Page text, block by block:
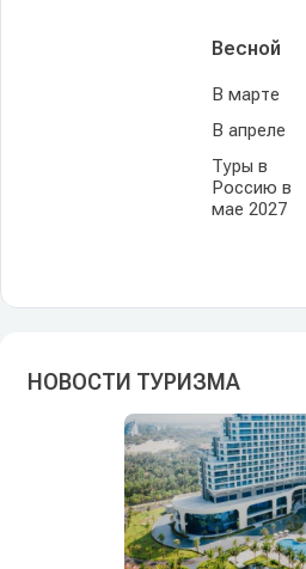
Весной
В марте
В апреле
Туры в
Россию в
мае 2027
НОВОСТИ ТУРИЗМА